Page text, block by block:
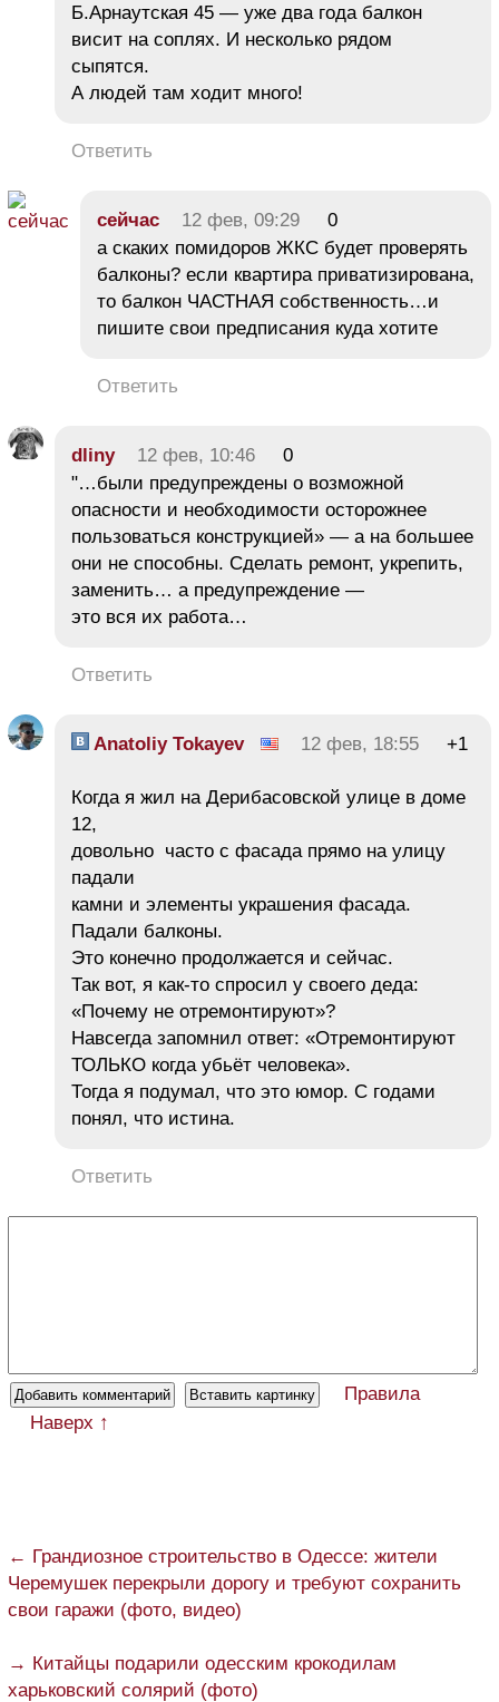
Б.Арнаутская 45 — уже два года балкон
висит на соплях. И несколько рядом
сыпятся.
А людей там ходит много!
Ответить
сейчас 12 фев, 09:29
0
а скаких помидоров ЖКС будет проверять
балконы? если квартира приватизирована,
то балкон ЧАСТНАЯ собственность…и
пишите свои предписания куда хотите
Ответить
dliny 12 фев, 10:46
0
"…были предупреждены о возможной
опасности и необходимости осторожнее
пользоваться конструкцией» — а на большее
они не способны. Сделать ремонт, укрепить,
заменить… а предупреждение —
это вся их работа…
Ответить
Anatoliy Tokayev 12 фев, 18:55 +1
Когда я жил на Дерибасовской улице в доме
12,
довольно часто с фасада прямо на улицу
падали
камни и элементы украшения фасада.
Падали балконы.
Это конечно продолжается и сейчас.
Так вот, я как-то спросил у своего деда:
«Почему не отремонтируют»?
Навсегда запомнил ответ: «Отремонтируют
ТОЛЬКО когда убьёт человека».
Тогда я подумал, что это юмор. С годами
понял, что истина.
Ответить
Правила
Наверх ↑
← Грандиозное строительство в Одессе: жители
Черемушек перекрыли дорогу и требуют сохранить
свои гаражи (фото, видео)
→ Китайцы подарили одесским крокодилам
харьковский солярий (фото)